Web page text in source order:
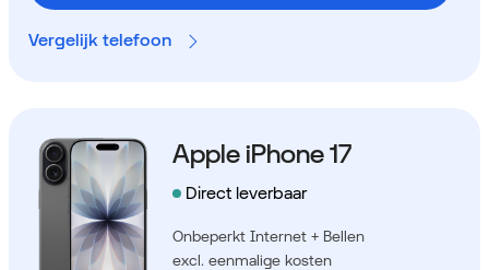
Vergelijk telefoon
Apple iPhone 17
Direct leverbaar
Onbeperkt Internet + Bellen
excl. eenmalige kosten